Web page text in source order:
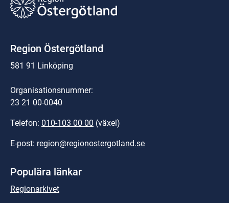
Region Östergötland
581 91 Linköping
Organisationsnummer:
23 21 00-0040
Telefon: 010-103 00 00 (växel)
E-post: region@regionostergotland.se
Populära länkar
Regionarkivet